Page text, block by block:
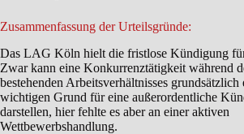
Zusammenfassung der Urteilsgründe:
Das LAG Köln hielt die fristlose Kündigung
Zwar kann eine Konkurrenztätigkeit während
bestehenden Arbeitsverhältnisses grundsätzlich
wichtigen Grund für eine außerordentliche
darstellen, hier fehlte es aber an einer aktiven
Wettbewerbshandlung.